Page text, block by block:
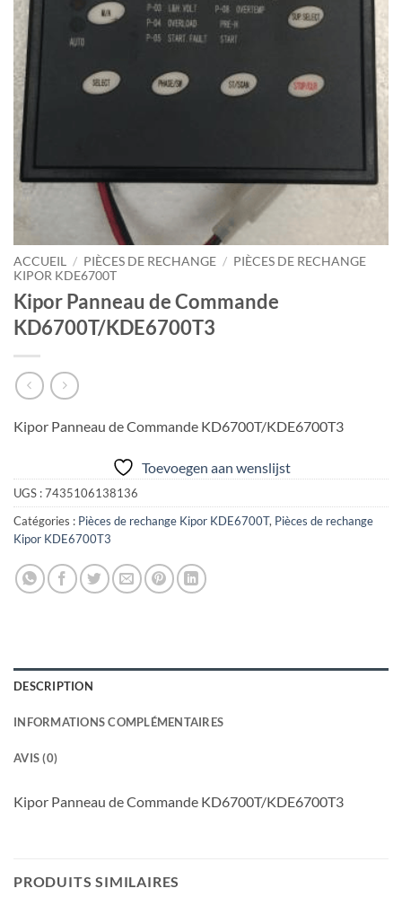
ACCUEIL / PIÈCES DE RECHANGE / PIÈCES DE RECHANGE
KIPOR KDE6700T
Kipor Panneau de Commande
KD6700T/KDE6700T3
Kipor Panneau de Commande KD6700T/KDE6700T3
Toevoegen aan wenslijst
UGS :7435106138136
Catégories : Pièces de rechange Kipor KDE6700T, Pièces de rechange
Kipor KDE6700T3
DESCRIPTION
INFORMATIONS COMPLÉMENTAIRES
AVIS (0)
Kipor Panneau de Commande KD6700T/KDE6700T3
PRODUITS SIMILAIRES